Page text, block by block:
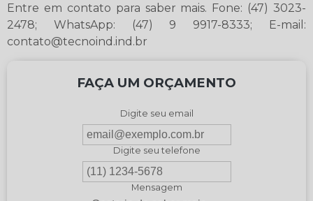
Entre em contato para saber mais. Fone: (47) 3023-
2478; WhatsApp: (47) 9 9917-8333; E-mail:
contato@tecnoind.ind.br
FAÇA UM ORÇAMENTO
Digite seu email
Digite seu telefone
Mensagem